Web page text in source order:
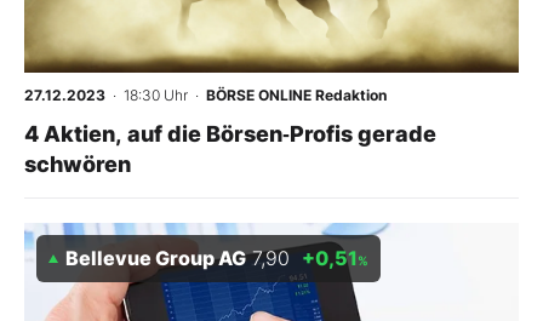
Mein Konto
Folgen Sie uns
Kontakt
27.12.2023 · 18:30 Uhr · BÖRSE ONLINE Redaktion
4 Aktien, auf die Börsen‑Profis gerade
schwören
Bellevue Group AG 7,90 +0,51%